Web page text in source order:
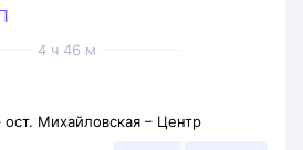
4 ч 46 м
ост. Михайловская – Центр